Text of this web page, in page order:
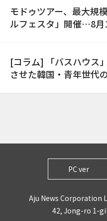
モドゥツアー、最大規
ルフェスタ」開催…8月
[コラム] 「バスハウス
させた韓国・青年世代
PC ver
Aju News Corporation
42, Jong-ro 1-